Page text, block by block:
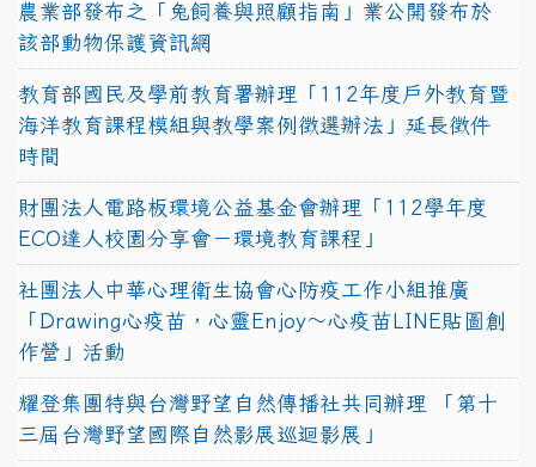
農業部發布之「兔飼養與照顧指南」業公開發布於
該部動物保護資訊網
教育部國民及學前教育署辦理「112年度戶外教育暨
海洋教育課程模組與教學案例徵選辦法」延長徵件
時間
財團法人電路板環境公益基金會辦理「112學年度
ECO達人校園分享會－環境教育課程」
社團法人中華心理衛生協會心防疫工作小組推廣
「Drawing心疫苗，心靈Enjoy〜心疫苗LINE貼圖創
作營」活動
耀登集團特與台灣野望自然傳播社共同辦理 「第十
三屆台灣野望國際自然影展巡迴影展」